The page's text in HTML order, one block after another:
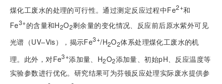
煤化工废水的处理的可行性。通过测定反应过程中Fe2+和
Fe3+的含量和H2O2剩余量的变化情况、反应前后原水紫外可见
光谱（UV–Vis），揭示Fe3+/H2O2体系处理煤化工废水的机
理。此外，对Fe3+添加量、H2O2添加量、初始pH、反应温度等
实验参数进行优化。研究结果可为芬顿反应处理实际废水提供参